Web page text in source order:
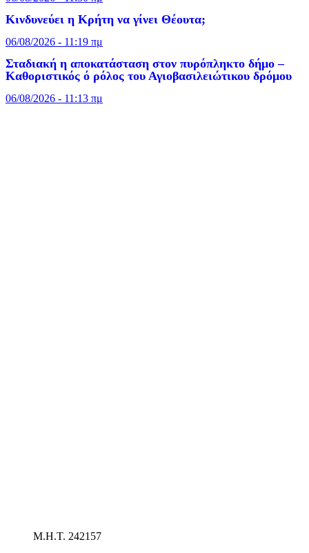
Κινδυνεύει η Κρήτη να γίνει Θέουτα;
06/08/2026 - 11:19 πμ
Σταδιακή η αποκατάσταση στον πυρόπληκτο δήμο –
Καθοριστικός ό ρόλος του Αγιοβασιλειώτικου δρόμου
06/08/2026 - 11:13 πμ
Μ.Η.Τ. 242157